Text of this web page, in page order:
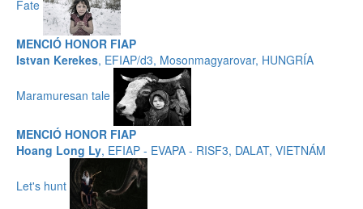
Fate
MENCIÓ HONOR FIAP
Istvan Kerekes, EFIAP/d3, Mosonmagyarovar, HUNGRÍA
Maramuresan tale
MENCIÓ HONOR FIAP
Hoang Long Ly, EFIAP - EVAPA - RISF3, DALAT, VIETNÁM
Let's hunt